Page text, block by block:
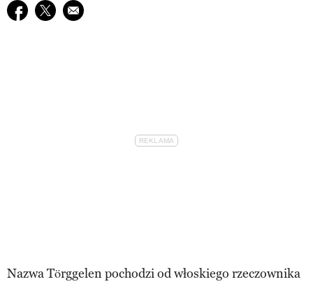
Udostępnij na facebook
Udostępnij na twitter
E-mail do przyjaciela
Nazwa Törggelen pochodzi od włoskiego rzeczownika